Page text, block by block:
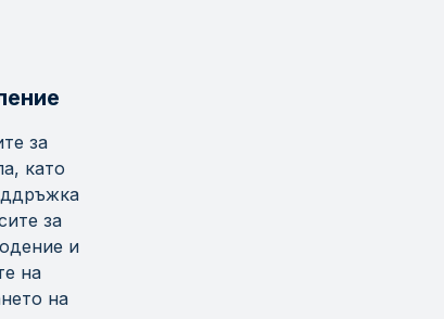
за
като
за
и
на
на